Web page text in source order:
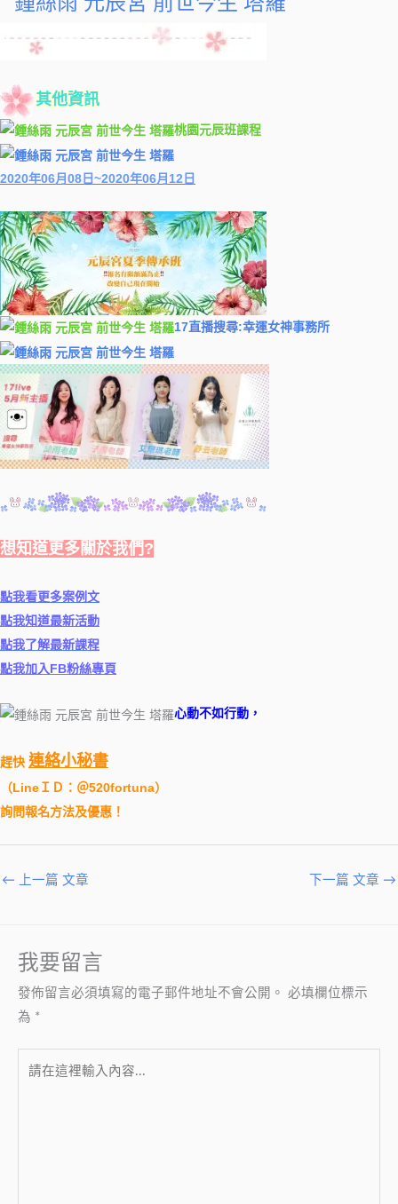
其他資訊
桃園元辰班課程
2020年06月08日~2020年06月12日
17直播搜尋:幸運女神事務所
想知道更多關於我們?
點我看更多案例文
點我知道最新活動
點我了解最新課程
點我加入FB粉絲專頁
心動不如行動，
趕快 連絡小秘書
（LineＩＤ：＠520fortuna）
詢問報名方法及優惠！
← 上一篇 文章 下一篇 文章 →
我要留言
發佈留言必須填寫的電子郵件地址不會公開。 必填欄位標示
為 *